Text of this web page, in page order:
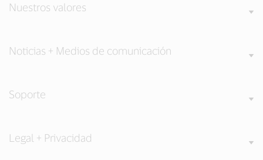
Nuestros valores
Noticias + Medios de comunicación
Soporte
Legal + Privacidad